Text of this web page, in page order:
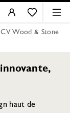
CV Wood & Stone
haut de